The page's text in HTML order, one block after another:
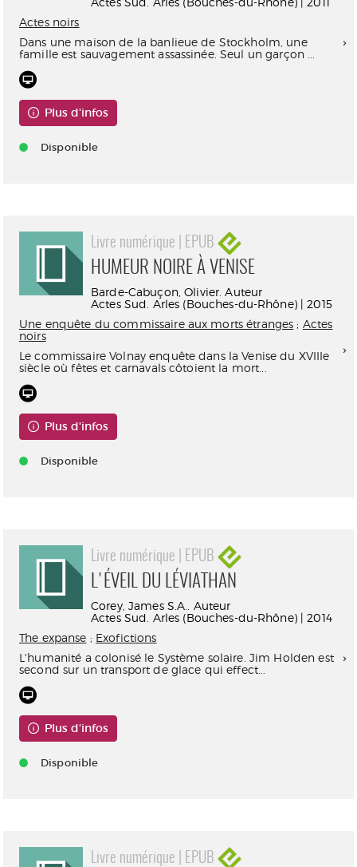
Actes noirs
Dans une maison de la banlieue de Stockholm, une
famille est sauvagement assassinée. Seul un garçon ...
Plus d'infos
Disponible
Livre numérique | EPUB
HUMEUR NOIRE À VENISE
Barde-Cabuçon, Olivier. Auteur
Actes Sud. Arles (Bouches-du-Rhône) | 2015
Une enquête du commissaire aux morts étranges ; Actes
noirs
Le commissaire Volnay enquête dans la Venise du XVIIIe
siècle où fêtes et carnavals côtoient la mort...
Plus d'infos
Disponible
Livre numérique | EPUB
L'ÉVEIL DU LÉVIATHAN
Corey, James S.A.. Auteur
Actes Sud. Arles (Bouches-du-Rhône) | 2014
The expanse ; Exofictions
L'humanité a colonisé le Système solaire. Jim Holden est
second sur un transport de glace qui effect...
Plus d'infos
Disponible
Livre numérique | EPUB